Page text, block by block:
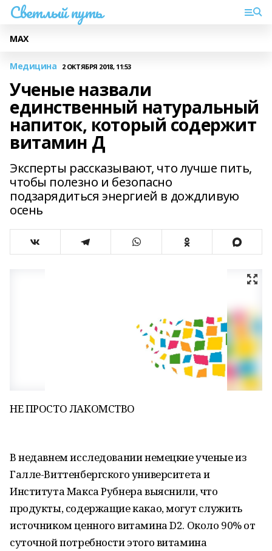
Светлый путь
МАХ
Медицина 2 ОКТЯБРЯ 2018, 11:53
Ученые назвали
единственный натуральный
напиток, который содержит
витамин Д
Эксперты рассказывают, что лучше пить,
чтобы полезно и безопасно
подзарядиться энергией в дождливую
осень
НЕ ПРОСТО ЛАКОМСТВО
В недавнем исследовании немецкие ученые из
Галле-Виттенбергского университета и
Института Макса Рубнера выяснили, что
продукты, содержащие какао, могут служить
источником ценного витамина D2. Около 90% от
суточной потребности этого витамина